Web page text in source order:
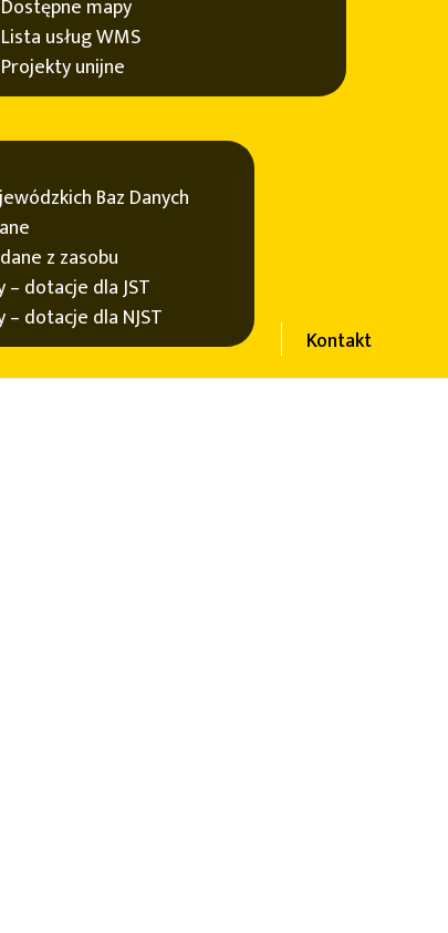
Dostępne mapy
Lista usług WMS
Projekty unijne
Baz Danych
z zasobu
– dotacje dla JST
dotacje dla NJST
Kontakt
parków, obszary chronionego krajobrazu,
narzędzie do badania i diagnozowania jego